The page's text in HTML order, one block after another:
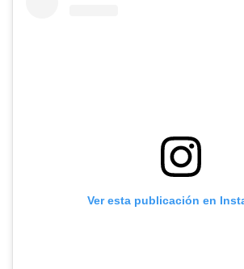
Ver esta publicación en